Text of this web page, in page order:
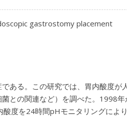
gastrostomy placement
ある。この研究では、胃内酸度が
との関連など）を調べた。1998
度を24時間pHモニタリングによ